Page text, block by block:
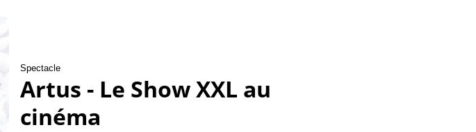
Spectacle
Artus - Le Show XXL au
cinéma